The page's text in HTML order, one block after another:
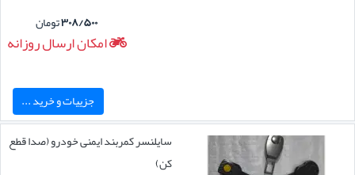
۳۰۸/۵۰۰تومان
امکان ارسال روزانه
جزییات و خرید ...
سایلنسر کمربند ایمنی خودرو (صدا قطع
کن)